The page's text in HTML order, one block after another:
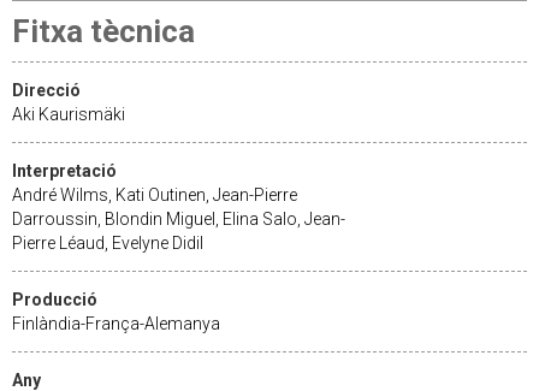
Fitxa tècnica
Direcció
Aki Kaurismäki
Interpretació
André Wilms, Kati Outinen, Jean-Pierre
Darroussin, Blondin Miguel, Elina Salo, Jean-
Pierre Léaud, Evelyne Didil
Producció
Finlàndia-França-Alemanya
Any